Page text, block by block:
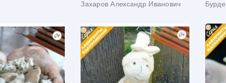
мира. Учебное пособие для
Захаров Александр Иванович